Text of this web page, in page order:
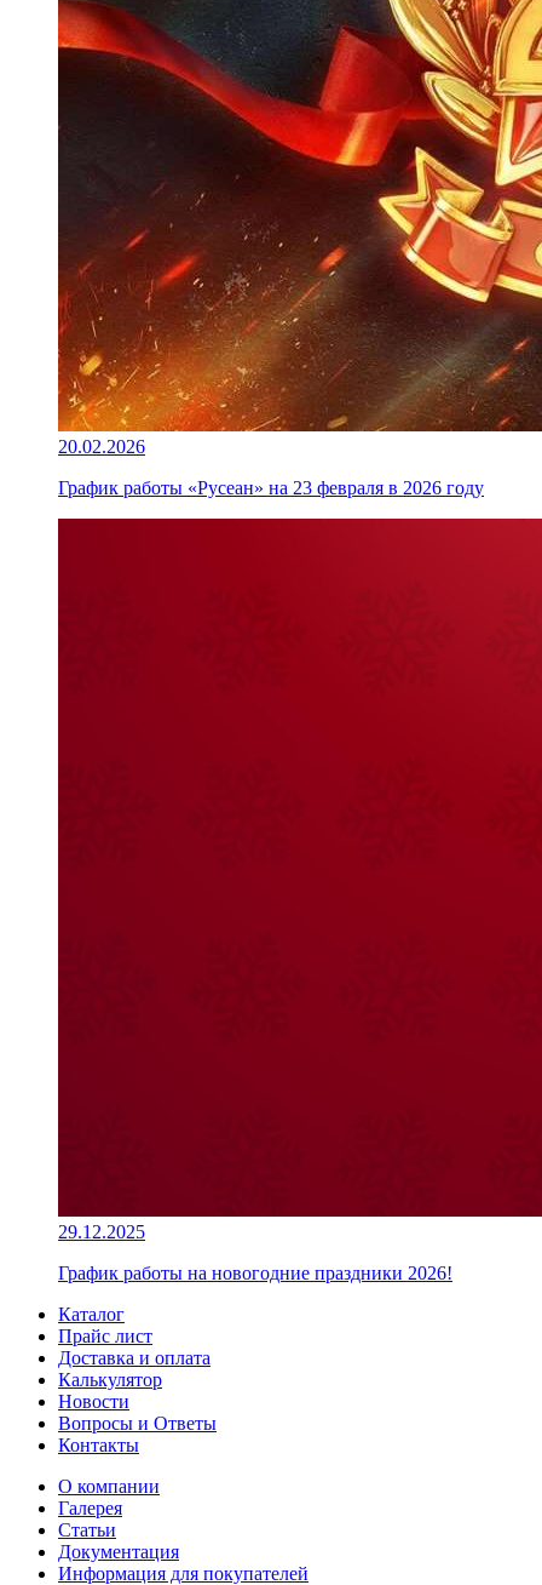
20.02.2026
График работы «Русеан» на 23 февраля в 2026 году
29.12.2025
График работы на новогодние праздники 2026!
Каталог
Прайс лист
Доставка и оплата
Калькулятор
Новости
Вопросы и Ответы
Контакты
О компании
Галерея
Статьи
Документация
Информация для покупателей